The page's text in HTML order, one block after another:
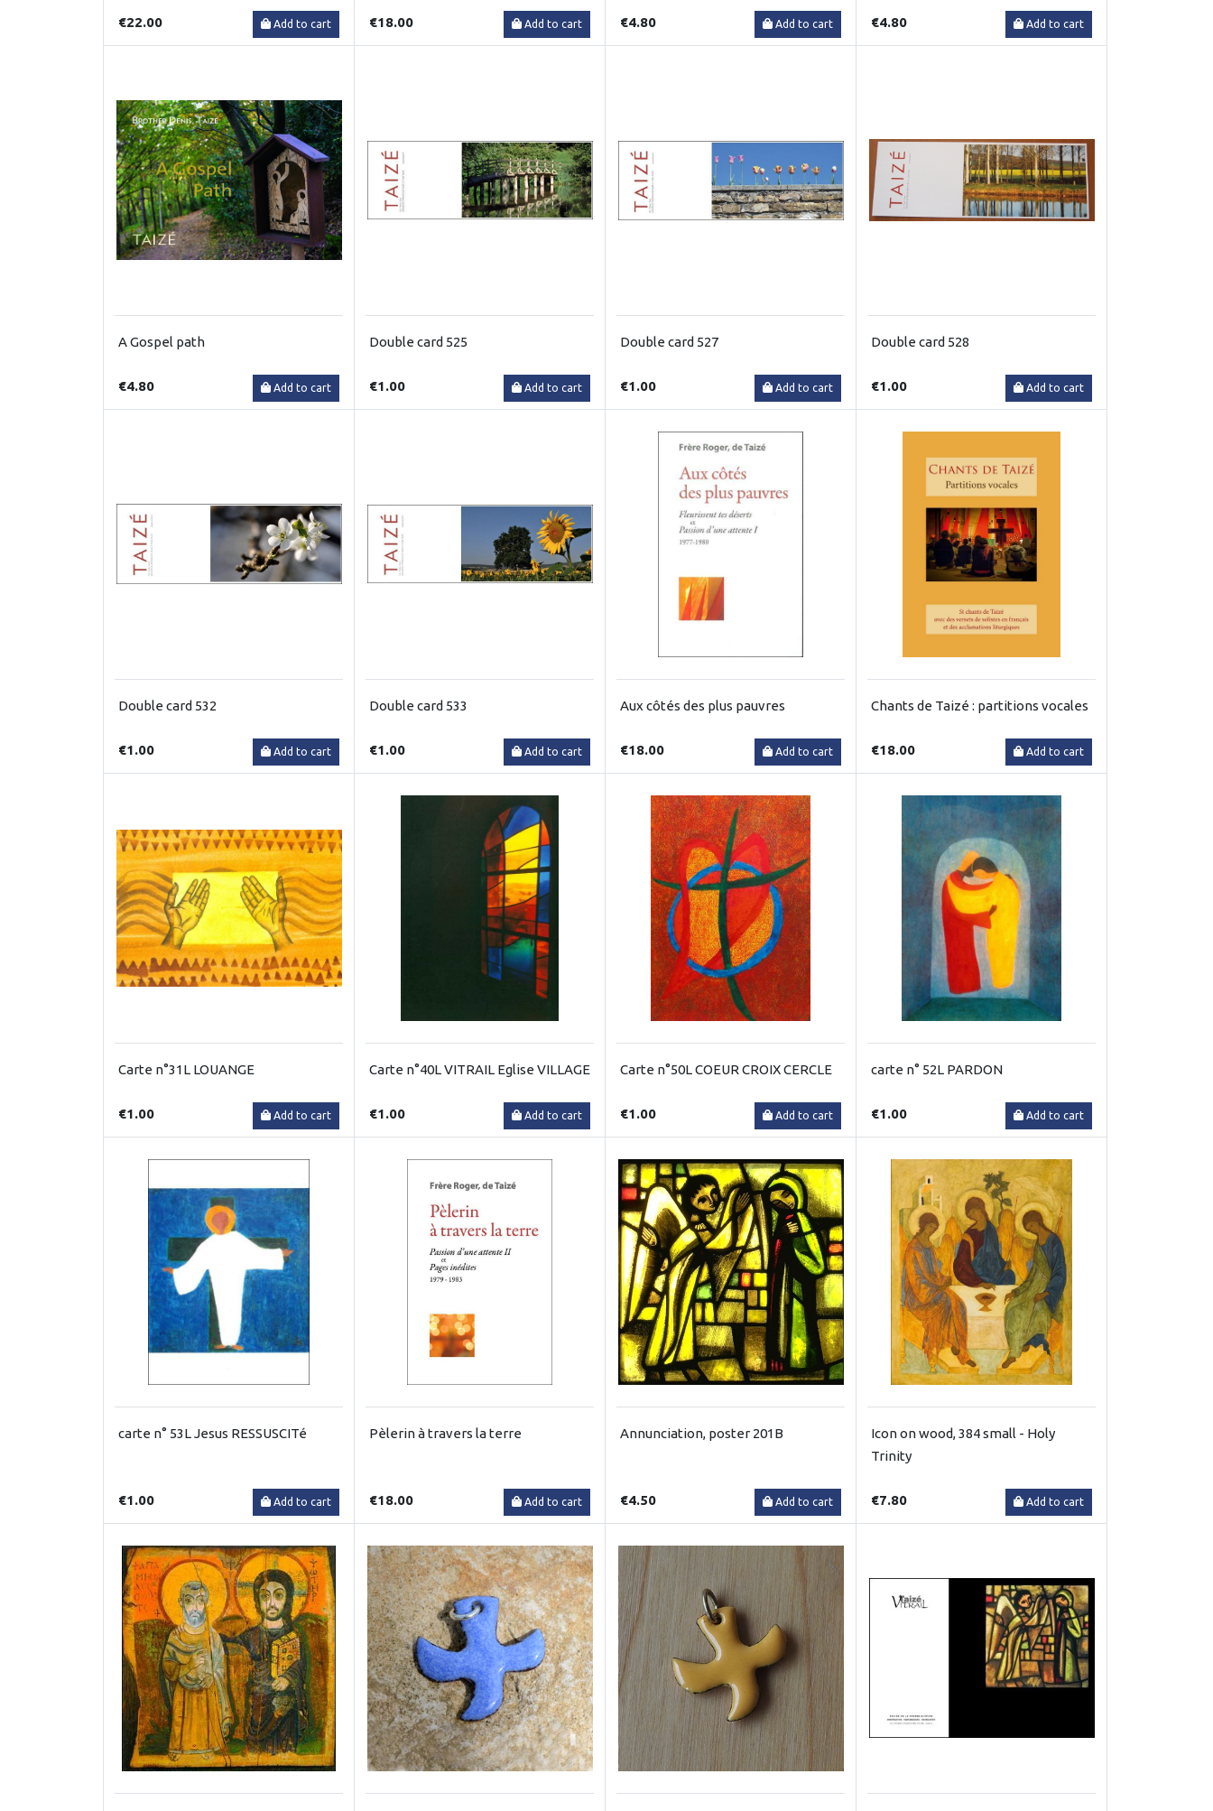
€22.00 Add to cart €18.00 Add to cart €4.80 Add to cart €4.80 Add to cart
A Gospel path
€4.80 Add to cart
Double card 525
€1.00 Add to cart
Double card 527
€1.00 Add to cart
Double card 528
€1.00 Add to cart
Double card 532
€1.00 Add to cart
Double card 533
€1.00 Add to cart
Aux côtés des plus pauvres
€18.00 Add to cart
Chants de Taizé : partitions vocales
€18.00 Add to cart
Carte n°31L LOUANGE
€1.00 Add to cart
Carte n°40L VITRAIL Eglise VILLAGE
€1.00 Add to cart
Carte n°50L COEUR CROIX CERCLE
€1.00 Add to cart
carte n° 52L PARDON
€1.00 Add to cart
carte n° 53L Jesus RESSUSCITé
€1.00 Add to cart
Pèlerin à travers la terre
€18.00 Add to cart
Annunciation, poster 201B
€4.50 Add to cart
Icon on wood, 384 small - Holy
Trinity
€7.80 Add to cart